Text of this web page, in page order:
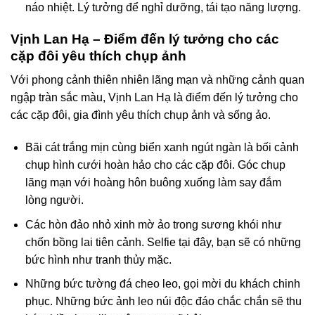
náo nhiệt. Lý tưởng để nghỉ dưỡng, tái tạo năng lượng.
Vịnh Lan Hạ – Điểm đến lý tưởng cho các
cặp đôi yêu thích chụp ảnh
Với phong cảnh thiên nhiên lãng mạn và những cảnh quan
ngập tràn sắc màu, Vịnh Lan Hạ là điểm đến lý tưởng cho
các cặp đôi, gia đình yêu thích chụp ảnh và sống ảo.
Bãi cát trắng mịn cùng biển xanh ngút ngàn là bối cảnh
chụp hình cưới hoàn hảo cho các cặp đôi. Góc chụp
lãng mạn với hoàng hôn buông xuống làm say đắm
lòng người.
Các hòn đảo nhỏ xinh mờ ảo trong sương khói như
chốn bồng lai tiên cảnh. Selfie tại đây, bạn sẽ có những
bức hình như tranh thủy mặc.
Những bức tường đá cheo leo, gọi mời du khách chinh
phục. Những bức ảnh leo núi độc đáo chắc chắn sẽ thu